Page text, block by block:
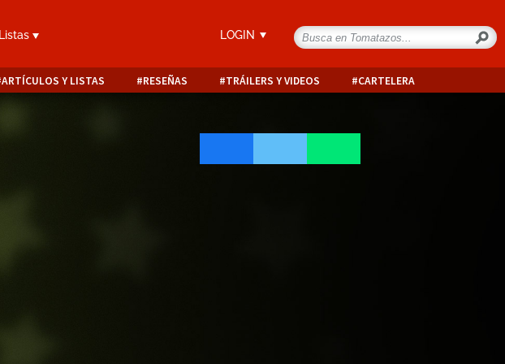
Listas LOGIN
ARTÍCULOS Y LISTAS RESEÑAS TRÁILERS Y VIDEOS CARTELERA